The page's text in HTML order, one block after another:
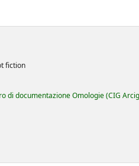
fiction
di documentazione Omologie (CIG